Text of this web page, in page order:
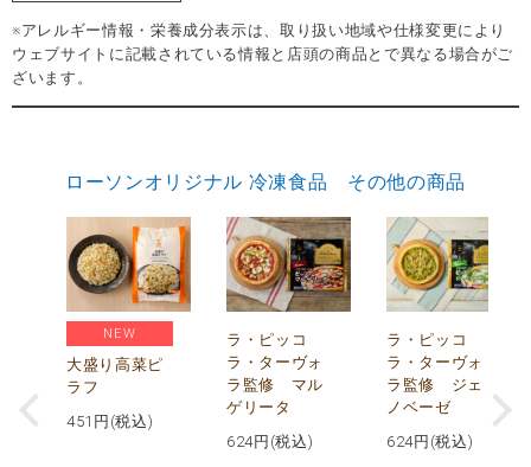
※アレルギー情報・栄養成分表示は、取り扱い地域や仕様変更により
ウェブサイトに記載されている情報と店頭の商品とで異なる場合がご
ざいます。
ローソンオリジナル 冷凍食品 その他の商品
NEW
大盛り高菜ピ
ラフ
451 円(税込)
ラ・ピッコ
ラ・ターヴォ
ラ監修 マル
ゲリータ
624円(税込)
ラ・ピッコ
ラ・ターヴォ
ラ監修 ジェ
ノベーゼ
624円(税込)